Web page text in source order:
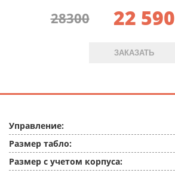
28300 22 590
ЗАКАЗАТЬ
Управление:
Размер табло:
Размер с учетом корпуса: